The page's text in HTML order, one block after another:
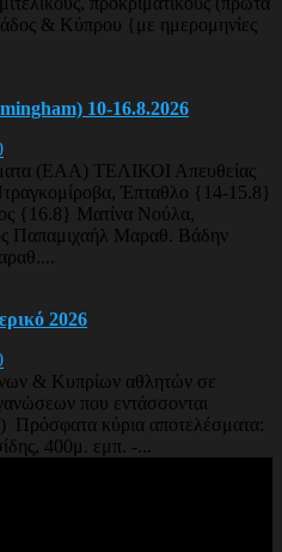
& Κύπρου {με ημερομηνίες
10-16.8.2026
(EAA) ΤΕΛΙΚΟΙ Απευθείας
Έπταθλο {14-15.8}
{16.8} Ματίνα Νούλα,
Παπαμιχαήλ Μαραθ. Βάδην
2026
& Κυπρίων αθλητών σε
που εντάσσονται
Πρόσφατα κύρια αποτελέσματα:
400μ. εμπ. -...